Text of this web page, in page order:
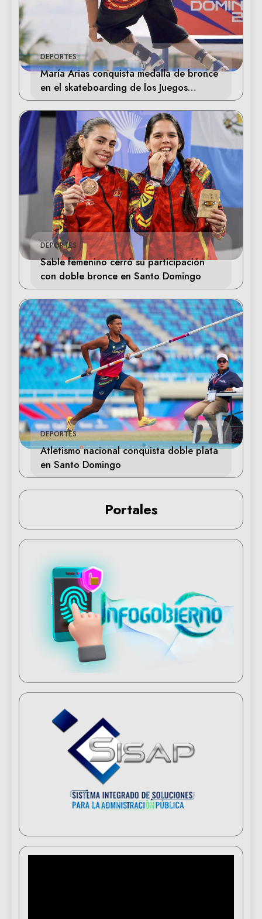
DEPORTES
María Arias conquista medalla de bronce
en el skateboarding de los Juegos
Centroamericanos
DEPORTES
Sable femenino cerró su participación
con doble bronce en Santo Domingo
DEPORTES
Atletismo nacional conquista doble plata
en Santo Domingo
Portales